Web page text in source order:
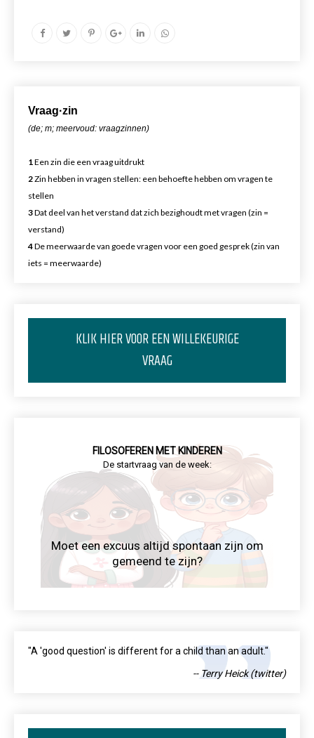
Vraag·zin
(de; m; meervoud: vraagzinnen)
1Een zin die een vraag uitdrukt
2Zin hebben in vragen stellen: een behoefte hebben om vragen te
stellen
3Dat deel van het verstand dat zich bezighoudt met vragen (zin =
verstand)
4De meerwaarde van goede vragen voor een goed gesprek (zin van
iets = meerwaarde)
KLIK HIER VOOR EEN WILLEKEURIGE
VRAAG
FILOSOFEREN MET KINDEREN
De startvraag van de week:
Moet een excuus altijd spontaan zijn om
gemeend te zijn?
"A 'good question' is different for a child than an adult."
-- Terry Heick (twitter)